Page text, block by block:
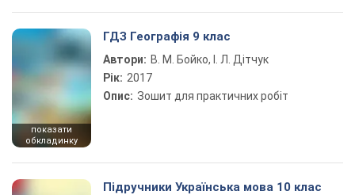
показати
обкладинку
ГДЗ Географія 9 клас
Автори: В. М. Бойко, І. Л. Дітчук
Рік: 2017
Опис: Зошит для практичних робіт
Підручники Українська мова 10 клас